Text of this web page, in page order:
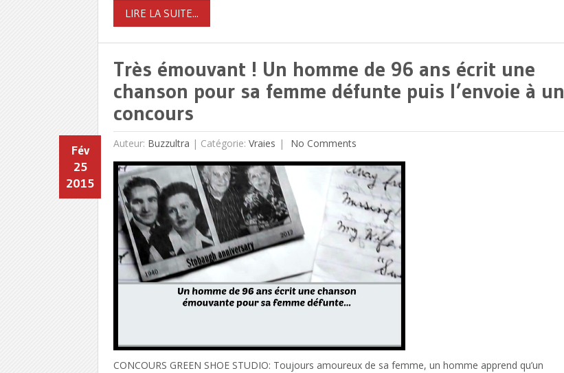
LIRE LA SUITE...
Très émouvant ! Un homme de 96 ans écrit une
chanson pour sa femme défunte puis l’envoie à un
concours
Auteur: Buzzultra |
Fév
25
2015
Catégorie: Vraies No Comments
CONCOURS GREEN SHOE STUDIO: Toujours amoureux de sa femme, un homme apprend qu’un